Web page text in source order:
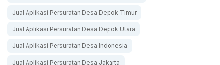
Jual Aplikasi Persuratan Desa Depok Timur
Jual Aplikasi Persuratan Desa Depok Utara
Jual Aplikasi Persuratan Desa Indonesia
Jual Aplikasi Persuratan Desa Jakarta